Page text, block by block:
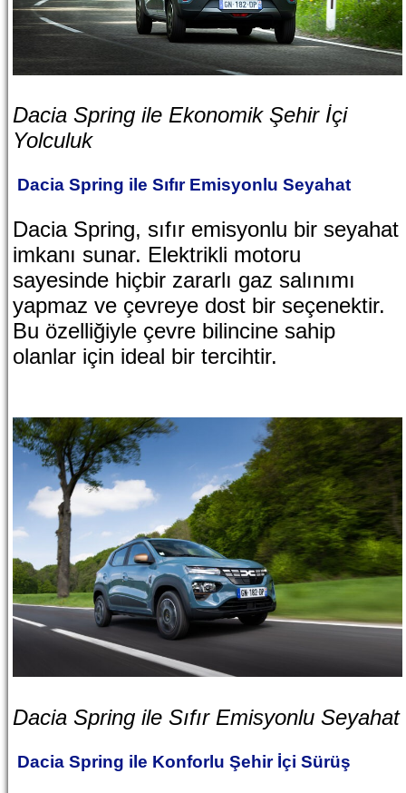
Dacia Spring ile Ekonomik Şehir İçi
Yolculuk
Dacia Spring ile Sıfır Emisyonlu Seyahat
Dacia Spring, sıfır emisyonlu bir seyahat
imkanı sunar. Elektrikli motoru
sayesinde hiçbir zararlı gaz salınımı
yapmaz ve çevreye dost bir seçenektir.
Bu özelliğiyle çevre bilincine sahip
olanlar için ideal bir tercihtir.
Dacia Spring ile Sıfır Emisyonlu Seyahat
Dacia Spring ile Konforlu Şehir İçi Sürüş